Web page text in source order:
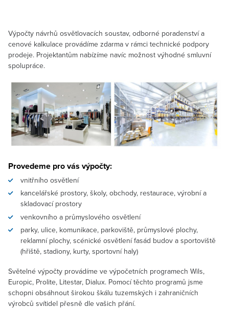
Výpočty návrhů osvětlovacích soustav, odborné poradenství a
cenové kalkulace provádíme zdarma v rámci technické podpory
prodeje. Projektantům nabízíme navíc možnost výhodné smluvní
spolupráce.
Provedeme pro vás výpočty:
vnitřního osvětlení
kancelářské prostory, školy, obchody, restaurace, výrobní a
skladovací prostory
venkovního a průmyslového osvětlení
parky, ulice, komunikace, parkoviště, průmyslové plochy,
reklamní plochy, scénické osvětlení fasád budov a sportoviště
(hřiště, stadiony, kurty, sportovní haly)
Světelné výpočty provádíme ve výpočetních programech Wils,
Europic, Prolite, Litestar, Dialux. Pomocí těchto programů jsme
schopni obsáhnout širokou škálu tuzemských i zahraničních
výrobců svítidel přesně dle vašich přání.